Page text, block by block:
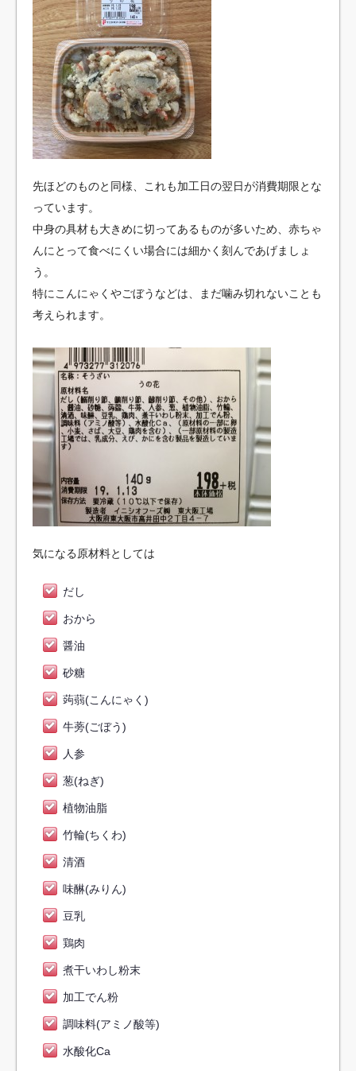
先ほどのものと同様、これも加工日の翌日が消費期限とな
っています。
中身の具材も大きめに切ってあるものが多いため、赤ちゃ
んにとって食べにくい場合には細かく刻んであげましょ
う。
特にこんにゃくやごぼうなどは、まだ噛み切れないことも
考えられます。
気になる原材料としては
だし
おから
醤油
砂糖
蒟蒻(こんにゃく)
牛蒡(ごぼう)
人参
葱(ねぎ)
植物油脂
竹輪(ちくわ)
清酒
味醂(みりん)
豆乳
鶏肉
煮干いわし粉末
加工でん粉
調味料(アミノ酸等)
水酸化Ca